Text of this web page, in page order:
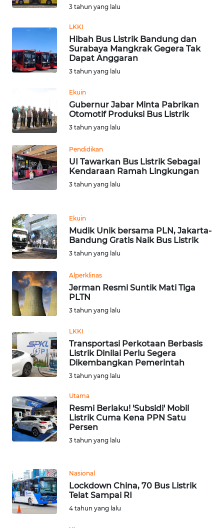
3 tahun yang lalu
LKKI
Hibah Bus Listrik Bandung dan
Surabaya Mangkrak Gegera Tak
Dapat Anggaran
3 tahun yang lalu
Ekuin
Gubernur Jabar Minta Pabrikan
Otomotif Produksi Bus Listrik
3 tahun yang lalu
Pendidikan
UI Tawarkan Bus Listrik Sebagai
Kendaraan Ramah Lingkungan
3 tahun yang lalu
Ekuin
Mudik Unik bersama PLN, Jakarta-
Bandung Gratis Naik Bus Listrik
3 tahun yang lalu
Alperklinas
Jerman Resmi Suntik Mati Tiga
PLTN
3 tahun yang lalu
LKKI
Transportasi Perkotaan Berbasis
Listrik Dinilai Perlu Segera
Dikembangkan Pemerintah
3 tahun yang lalu
Utama
Resmi Berlaku! 'Subsidi' Mobil
Listrik Cuma Kena PPN Satu
Persen
3 tahun yang lalu
Nasional
Lockdown China, 70 Bus Listrik
Telat Sampai RI
4 tahun yang lalu
NTB
WN
WN
WN
BABEL
WN
SUMBAR
WN
SUMSEL
WN
BENGKULU
WN
WN
JATENG
NUSANTARA
WN
JOGJA
WN
JATIM
WN
WN
KALBAR
WN